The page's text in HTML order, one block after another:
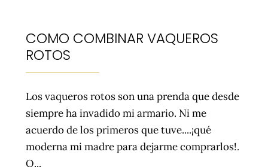
COMO COMBINAR VAQUEROS
ROTOS
Los vaqueros rotos son una prenda que desde
siempre ha invadido mi armario. Ni me
acuerdo de los primeros que tuve....¡qué
moderna mi madre para dejarme comprarlos!.
O...